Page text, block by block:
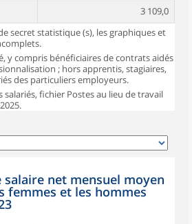
3 109,0
secret statistique (s), les graphiques et
y compris bénéficiaires de contrats aidés
; hors apprentis, stagiaires,
des particuliers employeurs.
salariés, fichier Postes au lieu de travail
salaire net mensuel moyen
femmes et les hommes